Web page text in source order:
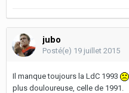
jubo
Posté(e) 19 juillet 2015
Il manque toujours la LdC 1993
plus douloureuse, celle de 1991.